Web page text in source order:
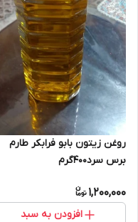
روغن زیتون بابو فرابکر طارم
برس سرد400گرم
1,200,000
افزودن به سبد